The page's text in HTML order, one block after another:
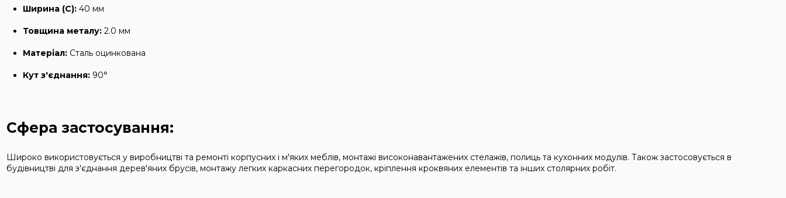
Ширина (C):40 мм
Товщина металу:2.0 мм
Матеріал:Сталь оцинкована
Кут з'єднання:90°
Сфера застосування:
Широко використовується у виробництві та ремонті корпусних і м'яких меблів, монтажі високонавантажених стелажів, полиць та кухонних модулів. Також застосовується в
будівництві для з'єднання дерев'яних брусів, монтажу легких каркасних перегородок, кріплення кроквяних елементів та інших столярних робіт.